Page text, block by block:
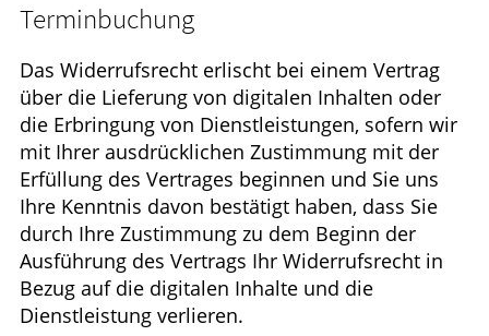
Terminbuchung
Das Widerrufsrecht erlischt bei einem Vertrag
über die Lieferung von digitalen Inhalten oder
die Erbringung von Dienstleistungen, sofern wir
mit Ihrer ausdrücklichen Zustimmung mit der
Erfüllung des Vertrages beginnen und Sie uns
Ihre Kenntnis davon bestätigt haben, dass Sie
durch Ihre Zustimmung zu dem Beginn der
Ausführung des Vertrags Ihr Widerrufsrecht in
Bezug auf die digitalen Inhalte und die
Dienstleistung verlieren.